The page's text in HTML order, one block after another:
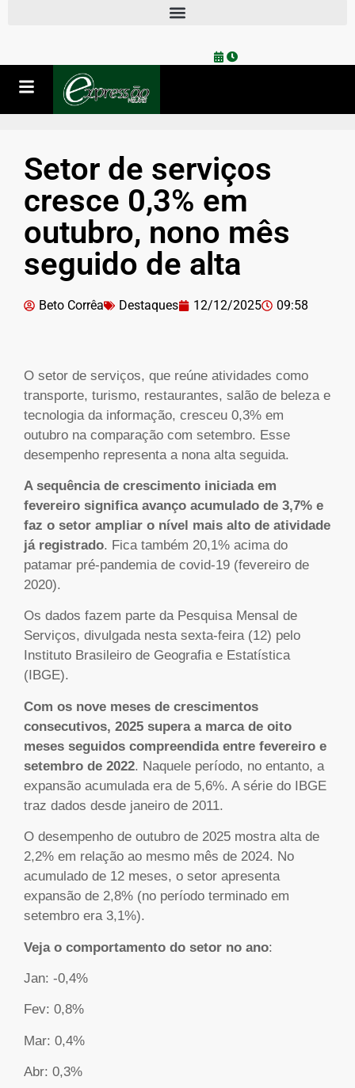
Setor de serviços
cresce 0,3% em
outubro, nono mês
seguido de alta
Beto Corrêa Destaques 12/12/2025 09:58
O setor de serviços, que reúne atividades como
transporte, turismo, restaurantes, salão de beleza e
tecnologia da informação, cresceu 0,3% em
outubro na comparação com setembro. Esse
desempenho representa a nona alta seguida.
A sequência de crescimento iniciada em
fevereiro significa avanço acumulado de 3,7% e
faz o setor ampliar o nível mais alto de atividade
já registrado. Fica também 20,1% acima do
patamar pré-pandemia de covid-19 (fevereiro de
2020).
Os dados fazem parte da Pesquisa Mensal de
Serviços, divulgada nesta sexta-feira (12) pelo
Instituto Brasileiro de Geografia e Estatística
(IBGE).
Com os nove meses de crescimentos
consecutivos, 2025 supera a marca de oito
meses seguidos compreendida entre fevereiro e
setembro de 2022. Naquele período, no entanto, a
expansão acumulada era de 5,6%. A série do IBGE
traz dados desde janeiro de 2011.
O desempenho de outubro de 2025 mostra alta de
2,2% em relação ao mesmo mês de 2024. No
acumulado de 12 meses, o setor apresenta
expansão de 2,8% (no período terminado em
setembro era 3,1%).
Veja o comportamento do setor no ano:
Jan: -0,4%
Fev: 0,8%
Mar: 0,4%
Abr: 0,3%